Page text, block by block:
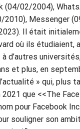
(04/02/2004),
2010), Messenger
Il était
où ils étudiaient,
d’autres
et plus, en
» qui, plus
2021 que <<The
pour Facebook
souligner son